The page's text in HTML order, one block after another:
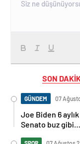
SON
GÜNDEM 07
Joe Biden 6
Senato buz gibi…